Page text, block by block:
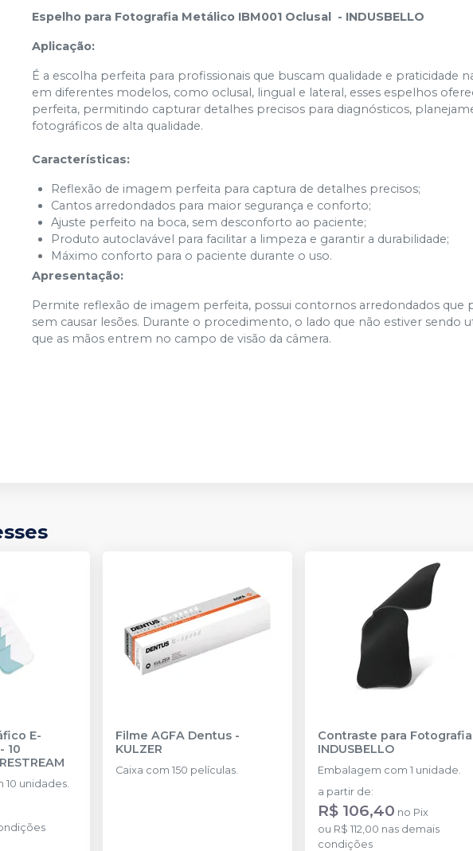
Espelho para Fotografia Metálico IBM001 Oclusal - INDUSBELLO
Aplicação:
É a escolha perfeita para profissionais que buscam qualidade e praticidade
em diferentes modelos, como oclusal, lingual e lateral, esses espelhos
perfeita, permitindo capturar detalhes precisos para diagnósticos,
fotográficos de alta qualidade.
Características:
Reflexão de imagem perfeita para captura de detalhes precisos;
Cantos arredondados para maior segurança e conforto;
Ajuste perfeito na boca, sem desconforto ao paciente;
Produto autoclavável para facilitar a limpeza e garantir a durabilidade;
Máximo conforto para o paciente durante o uso.
Apresentação:
Permite reflexão de imagem perfeita, possui contornos arredondados
sem causar lesões. Durante o procedimento, o lado que não estiver sendo
que as mãos entrem no campo de visão da câmera.
E-
10
Embalagem com 10 unidades.
Filme AGFA Dentus -
KULZER
Caixa com 150 películas.
Contraste para Fotografia
INDUSBELLO
Embalagem com 1 unidade.
a partir de:
R$ 106,40 no Pix
ou R$ 112,00 nas demais
condições